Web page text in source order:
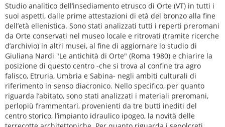
Studio analitico dell’insediamento etrusco di Orte (VT) in tutti i
suoi aspetti, dalle prime attestazioni di età del bronzo alla fine
dell’età ellenistica. Sono stati analizzati tutti i reperti preromani
da Orte conservati nel museo locale e ritrovati (tramite ricerche
d’archivio) in altri musei, al fine di aggiornare lo studio di
Giuliana Nardi "Le antichità di Orte" (Roma 1980) e chiarire la
posizione di questo centro -che si trova al confine tra agro
falisco, Etruria, Umbria e Sabina- negli ambiti culturali di
riferimento in senso diacronico. Nello specifico, per quanto
riguarda l’abitato, sono stati analizzati i materiali preromani,
perlopiù frammentari, provenienti da tre butti inediti del
centro storico, l’impianto idraulico ipogeo, la novità delle